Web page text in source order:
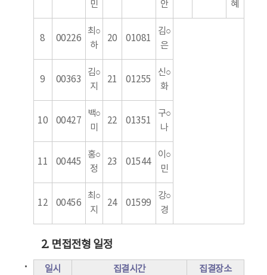
민 안 혜
8 00226
최○
하
20 01081
김○
은
9 00363
김○
지
21 01255
신○
화
10 00427
백○
미
22 01351
구○
나
11 00445
홍○
정
23 01544
이○
민
12 00456
최○
지
24 01599
강○
경
2. 면접전형 일정
일시 집결시간 집결장소